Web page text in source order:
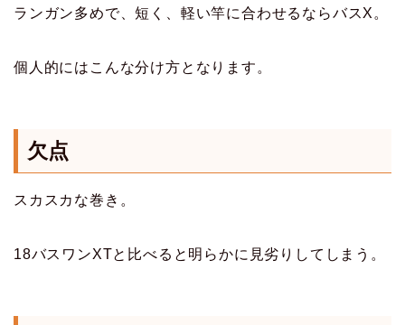
ランガン多めで、短く、軽い竿に合わせるならバスX。
個人的にはこんな分け方となります。
欠点
スカスカな巻き。
18バスワンXTと比べると明らかに見劣りしてしまう。